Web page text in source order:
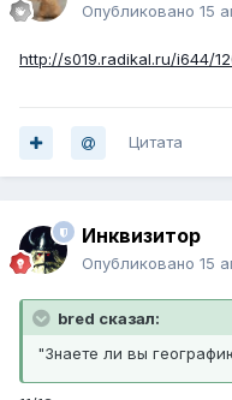
Опубликовано 15
http://s019.radikal.ru/i644/
Цитата
Инквизитор
Опубликовано 15
bred сказал:
"Знаете ли вы